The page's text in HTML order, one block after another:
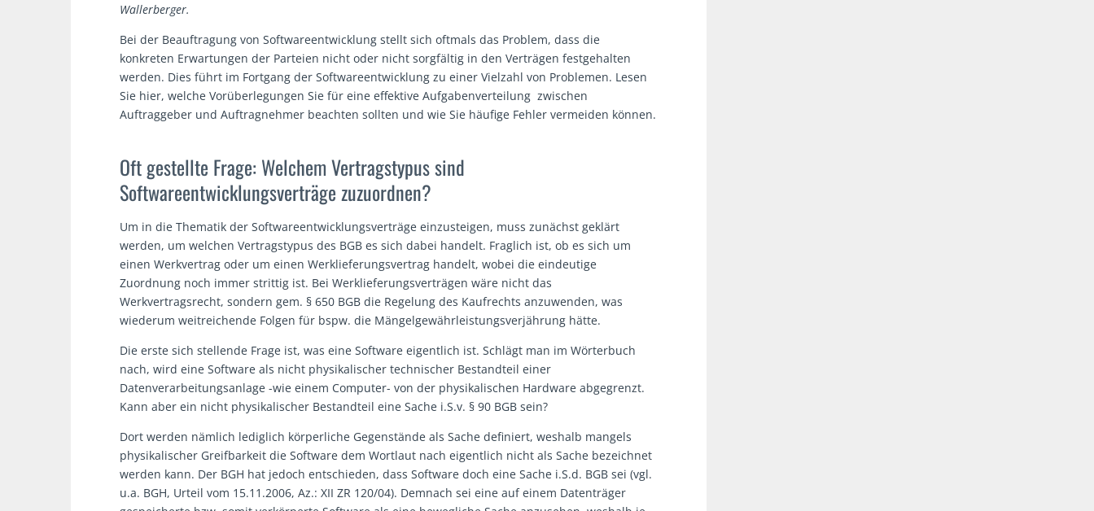
Wallerberger.
Bei der Beauftragung von Softwareentwicklung stellt sich oftmals das Problem, dass die
konkreten Erwartungen der Parteien nicht oder nicht sorgfältig in den Verträgen festgehalten
werden. Dies führt im Fortgang der Softwareentwicklung zu einer Vielzahl von Problemen. Lesen
Sie hier, welche Vorüberlegungen Sie für eine effektive Aufgabenverteilung zwischen
Auftraggeber und Auftragnehmer beachten sollten und wie Sie häufige Fehler vermeiden können.
Oft gestellte Frage: Welchem Vertragstypus sind
Softwareentwicklungsverträge zuzuordnen?
Um in die Thematik der Softwareentwicklungsverträge einzusteigen, muss zunächst geklärt
werden, um welchen Vertragstypus des BGB es sich dabei handelt. Fraglich ist, ob es sich um
einen Werkvertrag oder um einen Werklieferungsvertrag handelt, wobei die eindeutige
Zuordnung noch immer strittig ist. Bei Werklieferungsverträgen wäre nicht das
Werkvertragsrecht, sondern gem. § 650 BGB die Regelung des Kaufrechts anzuwenden, was
wiederum weitreichende Folgen für bspw. die Mängelgewährleistungsverjährung hätte.
Die erste sich stellende Frage ist, was eine Software eigentlich ist. Schlägt man im Wörterbuch
nach, wird eine Software als nicht physikalischer technischer Bestandteil einer
Datenverarbeitungsanlage -wie einem Computer- von der physikalischen Hardware abgegrenzt.
Kann aber ein nicht physikalischer Bestandteil eine Sache i.S.v. § 90 BGB sein?
Dort werden nämlich lediglich körperliche Gegenstände als Sache definiert, weshalb mangels
physikalischer Greifbarkeit die Software dem Wortlaut nach eigentlich nicht als Sache bezeichnet
werden kann. Der BGH hat jedoch entschieden, dass Software doch eine Sache i.S.d. BGB sei (vgl.
u.a. BGH, Urteil vom 15.11.2006, Az.: XII ZR 120/04). Demnach sei eine auf einem Datenträger